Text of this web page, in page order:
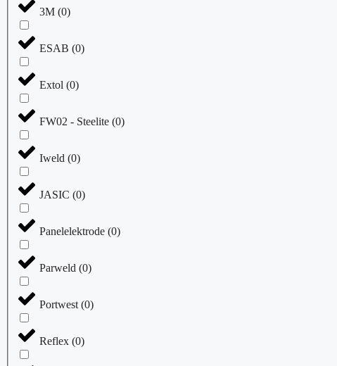
3M (0)
ESAB (0)
Extol (0)
FW02 - Steelite (0)
Iweld (0)
JASIC (0)
Panelelektrode (0)
Parweld (0)
Portwest (0)
Reflex (0)